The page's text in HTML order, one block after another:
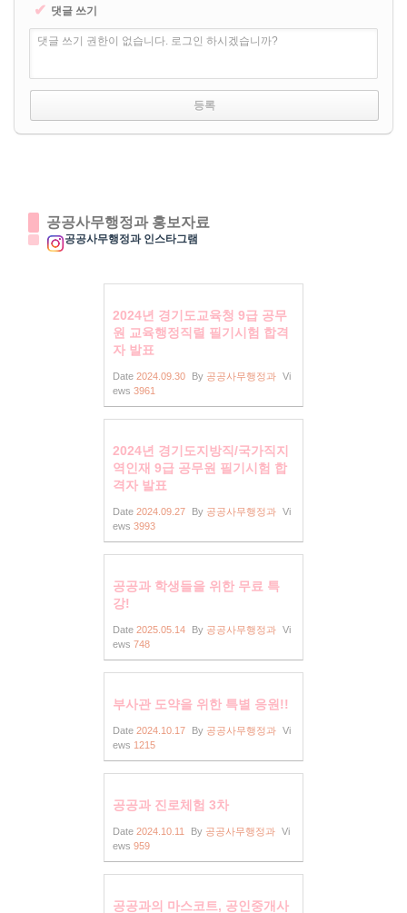
✔ 댓글 쓰기
댓글 쓰기 권한이 없습니다. 로그인 하시겠습니까?
공공사무행정과 홍보자료
공공사무행정과 인스타그램
2024년 경기도교육청 9급 공무
원 교육행정직렬 필기시험 합격
자 발표
Date 2024.09.30 By 공공사무행정과 Vi
ews 3961
2024년 경기도지방직/국가직지
역인재 9급 공무원 필기시험 합
격자 발표
Date 2024.09.27 By 공공사무행정과 Vi
ews 3993
공공과 학생들을 위한 무료 특
강!
Date 2025.05.14 By 공공사무행정과 Vi
ews 748
부사관 도약을 위한 특별 응원!!
Date 2024.10.17 By 공공사무행정과 Vi
ews 1215
공공과 진로체험 3차
Date 2024.10.11 By 공공사무행정과 Vi
ews 959
공공과의 마스코트, 공인중개사